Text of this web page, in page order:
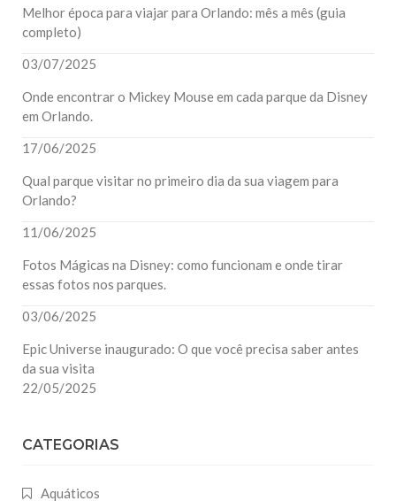
Melhor época para viajar para Orlando: mês a mês (guia
completo)
03/07/2025
Onde encontrar o Mickey Mouse em cada parque da Disney
em Orlando.
17/06/2025
Qual parque visitar no primeiro dia da sua viagem para
Orlando?
11/06/2025
Fotos Mágicas na Disney: como funcionam e onde tirar
essas fotos nos parques.
03/06/2025
Epic Universe inaugurado: O que você precisa saber antes
da sua visita
22/05/2025
CATEGORIAS
Aquáticos